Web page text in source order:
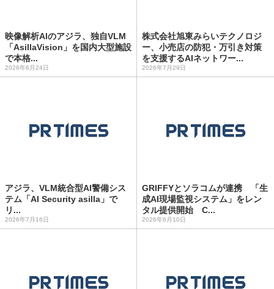
映像解析AIのアジラ、独自VLM
「AsillaVision」を国内大型施設
で本格...
2026年6月24日
株式会社旭東みらいテクノロジ
ー、小売店の防犯・万引き対策
を支援するAIネットワー...
2026年7月29日
アジラ、VLM統合型AI警備シス
テム「AI Security asilla」で
リ...
2026年7月16日
GRIFFYとソラコムが連携 「生
成AI現場監視システム」をレン
タル提供開始 C...
2026年6月10日